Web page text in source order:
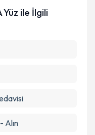
ile İlgili
Alın